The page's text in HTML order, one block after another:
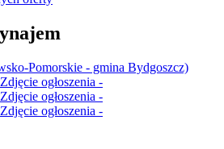
Pomorskie - gmina Bydgoszcz)